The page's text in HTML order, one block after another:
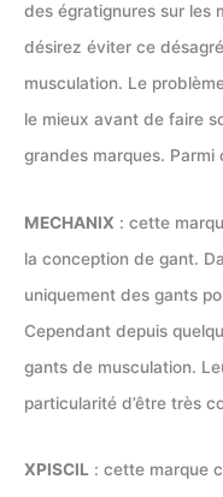
des égratignures sur les
désirez éviter ce
musculation. Le
le mieux avant de faire
grandes marques.
MECHANIX : cette
la conception de gant.
uniquement des gants
Cependant depuis
gants de musculation.
particularité d’être très
XPISCIL : cette marque